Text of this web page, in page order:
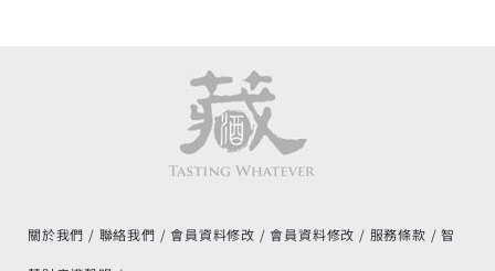
關於我們 聯絡我們 會員資料修改 會員資料修改 服務條款 智